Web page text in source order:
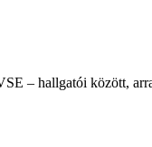
– hallgatói között,